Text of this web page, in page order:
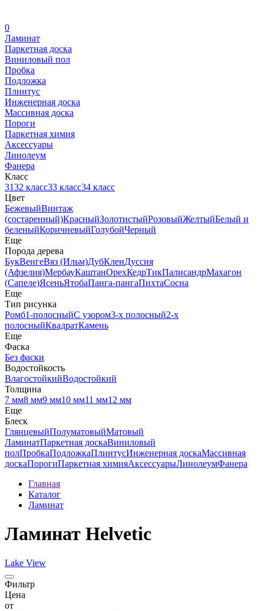
0
Ламинат
Паркетная доска
Виниловый пол
Пробка
Подложка
Плинтус
Инженерная доска
Массивная доска
Пороги
Паркетная химия
Аксессуары
Линолеум
Фанера
Класс
3132 класс33 класс34 класс
Цвет
БежевыйВинтаж
(состаренный)КрасныйЗолотистыйРозовыйЖелтыйБелый и
беленыйКоричневыйГолубойЧерный
Еще
Порода дерева
БукВенгеВяз (Ильм)ДубКленДуссия
(Афзелия)МербауКаштанОрехКедрТикПалисандрМахагон
(Сапеле)ЯсеньЯтобаПанга-пангаПихтаСосна
Еще
Тип рисунка
Ромб1-полосныйС узором3-х полосный2-х
полосныйКвадратКамень
Еще
Фаска
Без фаски
Водостойкость
ВлагостойкийВодостойкий
Толщина
7 мм8 мм9 мм10 мм11 мм12 мм
Еще
Блеск
ГлянцевыйПолуматовыйМатовый
ЛаминатПаркетная доскаВиниловый
полПробкаПодложкаПлинтусИнженерная доскаМассивная
доскаПорогиПаркетная химияАксессуарыЛинолеумФанера
Главная
Каталог
Ламинат
Ламинат Helvetic
Lake View
Фильтр
Цена
от